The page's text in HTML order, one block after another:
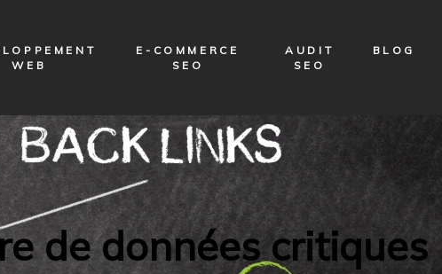
WEB
E-COMMERCE
SEO
AUDIT
SEO
BLOG
de données critiques